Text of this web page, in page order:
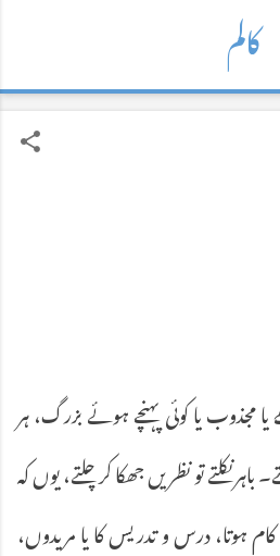
کالم
مجذوب یا کوئی پہنچے ہوئے بزرگ، ہر
نکلتے تو نظریں جھکا کر چلتے، یوں کہ
ہوتا، درس و تدریس کا یا مریدوں،